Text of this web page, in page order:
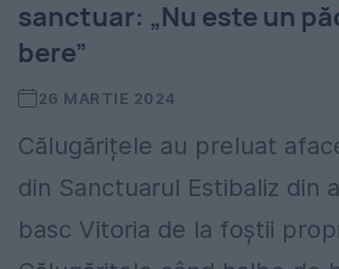
sanctuar: „Nu este un
bere”
26 MARTIE 2024
Călugărițele au preluat
din Sanctuarul Estibaliz din
basc Vitoria de la foștii